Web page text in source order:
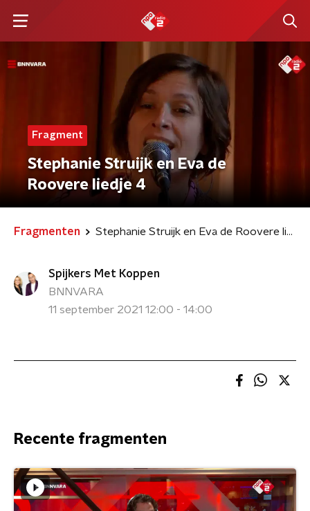
Fragment
Stephanie Struijk en Eva de
Roovere liedje 4
Fragmenten Stephanie Struijk en Eva de Roovere liedje 4
Spijkers Met Koppen
BNNVARA
11 september 2021 12:00 - 14:00
Recente fragmenten